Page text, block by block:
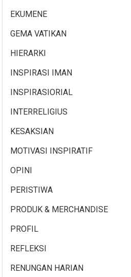
EKUMENE
GEMA VATIKAN
HIERARKI
INSPIRASI IMAN
INSPIRASIORIAL
INTERRELIGIUS
KESAKSIAN
MOTIVASI INSPIRATIF
OPINI
PERISTIWA
PRODUK & MERCHANDISE
PROFIL
REFLEKSI
RENUNGAN HARIAN